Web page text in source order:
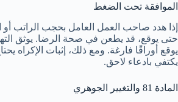
الموافقة تحت الضغط
إذا هدد صاحب العمل العامل بحجب الراتب أو
حتى يوقع، قد يطعن في صحة الرضا. يوثق
يوقع أوراقًا فارغة. ومع ذلك، إثبات الإكراه
يكتفي بادعاء لاحق.
المادة 81 والتغيير الجوهري